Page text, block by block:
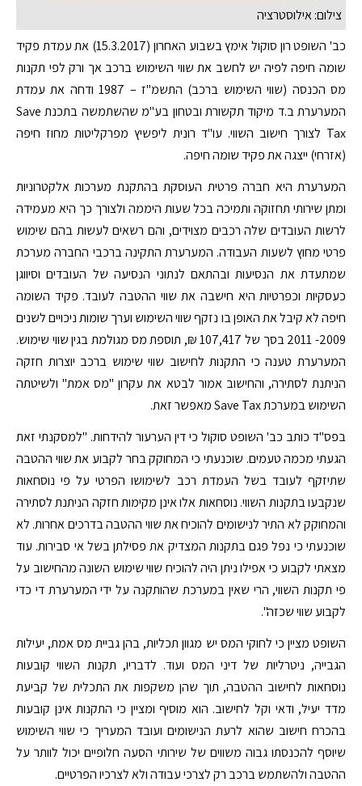
צילום: אילוסטרציה
כב' השופט רון סוקול אימץ בשבוע האחרון (15.3.2017) את עמדת פקיד
שומה חיפה לפיה יש לחשב את שווי השימוש ברכב אך ורק לפי תקנות
מס הכנסה (שווי השימוש ברכב) התשמ"ז – 1987 ודחה את עמדת
המערערת ב.ד מיקוד תקשורת ובטחון בע"מ שהשתמשה בתכנת Save
Tax לצורך חישוב השווי. עו"ד רונית ליפשיץ מפרקליטות מחוז חיפה
(אזרחי) ייצגה את פקיד שומה חיפה.
המערערת היא חברה פרטית העוסקת בהתקנת מערכות אלקטרוניות
ומתן שירותי תחזוקה ותמיכה בכל שעות היממה ולצורך כך היא מעמידה
לרשות העובדים שלה רכבים מצוידים, והם רשאים לעשות בהם שימוש
פרטי מחוץ לשעות העבודה. המערערת התקינה ברכבי החברה מערכת
שמתעדת את הנסיעות ובהתאם לנתוני הנסיעה של העובדים וסיווגן
כעסקיות וכפרטיות היא חישבה את שווי ההטבה לעובד. פקיד השומה
חיפה לא קיבל את האופן בו נזקף שווי השימוש וערך שומות ניכויים לשנים
2009- 2011 בסך של 107,417 ₪, תוספת מס מגולמת בגין שווי שימוש.
המערערת טענה כי התקנות לחישוב שווי שימוש ברכב יוצרות חזקה
הניתנת לסתירה, והחישוב אמור לבטא את עקרון "מס אמת" ולשיטתה
השימוש במערכת Save Tax מאפשר זאת.
בפס"ד כותב כב' השופט סוקול כי דין הערעור להידחות. "למסקנתי זאת
הגעתי מכמה טעמים. שוכנעתי כי המחוקק בחר לקבוע את שווי ההטבה
שתיזקף לעובד בשל העמדת רכב לשימושו הפרטי על פי נוסחאות
שנקבעו בתקנות השווי. נוסחאות אלו אינן מקימות חזקה הניתנת לסתירה
והמחוקק לא התיר לנישומים להוכיח את שווי ההטבה בדרכים אחרות. לא
שוכנעתי כי נפל פגם בתקנות המצדיק את פסילתן בשל אי סבירות. עוד
מצאתי לקבוע כי אפילו ניתן היה להוכיח שווי שימוש השונה מהחישוב על
פי תקנות השווי, הרי שאין במערכת שהותקנה על ידי המערערת די כדי
לקבוע שווי שכזה".
השופט מציין כי לחוקי המס יש מגוון תכליות, בהן גביית מס אמת, יעילות
הגבייה, ניטרליות של דיני המס ועוד. לדבריו, תקנות השווי קובעות
נוסחאות לחישוב ההטבה, תוך שהן משקפות את התכלית של קביעת
מדד יעיל, ודאי וקל לחישוב. הוא מוסיף ומציין כי התקנות אינן קובעות
בהכרח חישוב שהוא לרעת הנישומים ועובד המעריך כי שווי השימוש
שיוסף להכנסתו גבוה משווים של שירותי הסעה חלופיים יכול לוותר על
ההטבה ולהשתמש ברכב רק לצרכי עבודה ולא לצרכיו הפרטיים.